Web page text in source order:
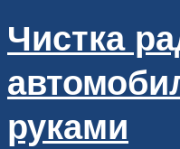
Чистка
руками